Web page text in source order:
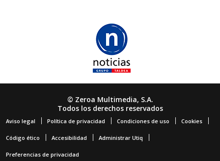
© Zeroa Multimedia, S.A.
Todos los derechos reservados
Aviso legal Política de privacidad Condiciones de uso Cookies
Código ético Accesibilidad Administrar Utiq
Preferencias de privacidad